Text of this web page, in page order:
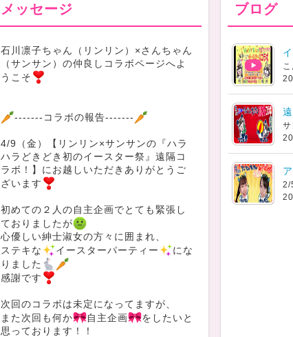
メッセージ
石川凛子ちゃん（リンリン）×さんちゃん
（サンサン）の仲良しコラボページへよ
うこそ
-------コラボの報告-------
4/9（金）【リンリン×サンサンの『ハラ
ハラどきどき初のイースター祭』遠隔コ
ラボ！】にお越しいただきありがとうご
ざいます
初めての２人の自主企画でとても緊張し
ておりましたが
心優しい紳士淑女の方々に囲まれ、
ステキな
イースターパーティー
にな
りました
感謝です
次回のコラボは未定になってますが、
また次回も何か
自主企画
をしたいと
思っております！！
ブログ